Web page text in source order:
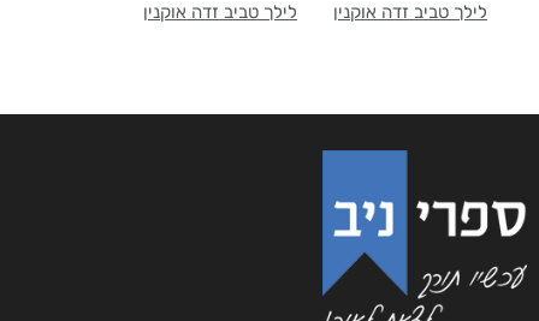
לילך טביב זדה אוקנין לילך טביב זדה אוקנין